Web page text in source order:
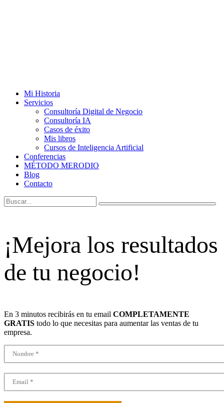
Mi Historia
Servicios
Consultoría Digital de Negocio
Consultoría IA
Casos de éxito
Mis libros
Cursos de Inteligencia Artificial
Conferencias
MÉTODO MERODIO
Blog
Contacto
¡Mejora los resultados
de tu negocio!
En 3 minutos recibirás en tu email COMPLETAMENTE
GRATIS todo lo que necesitas para aumentar las ventas de tu
empresa.